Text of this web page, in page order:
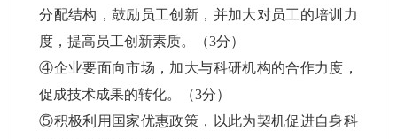
分配结构，鼓励员工创新，并加大对员工的培训力
度，提高员工创新素质。（3分）
④企业要面向市场，加大与科研机构的合作力度，
促成技术成果的转化。（3分）
⑤积极利用国家优惠政策，以此为契机促进自身科